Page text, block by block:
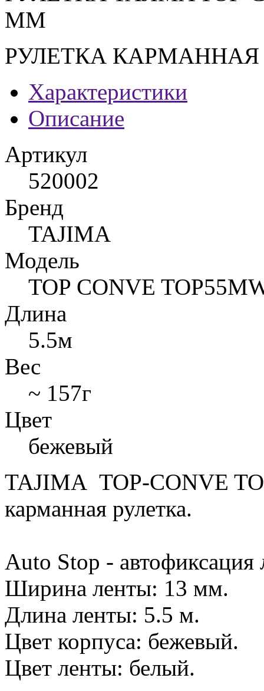
MM
РУЛЕТКА КАРМАННАЯ
Характеристики
Описание
Артикул
520002
Бренд
TAJIMA
Модель
TOP CONVE
Длина
5.5м
Вес
~ 157г
Цвет
бежевый
TAJIMA TOP-CONVE
карманная рулетка.
Auto Stop -
Ширина ленты: 13 мм.
Длина ленты: 5.5 м.
Цвет корпуса: бежевый.
Цвет ленты: белый.